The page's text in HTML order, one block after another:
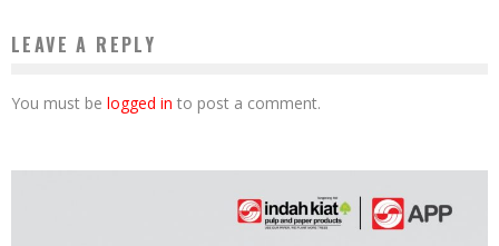
LEAVE A REPLY
You must be logged in to post a comment.